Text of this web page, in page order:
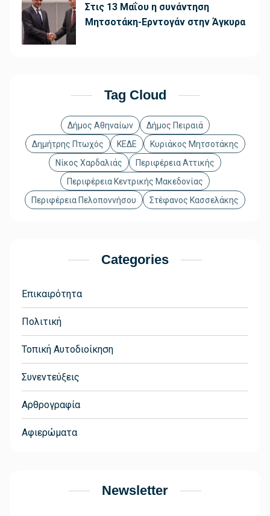
Στις 13 Μαΐου η συνάντηση
Μητσοτάκη-Ερντογάν στην Άγκυρα
Tag Cloud
Δήμος Αθηναίων
Δήμος Πειραιά
Δημήτρης Πτωχός
ΚΕΔΕ
Κυριάκος Μητσοτάκης
Νίκος Χαρδαλιάς
Περιφέρεια Αττικής
Περιφέρεια Κεντρικής Μακεδονίας
Περιφέρεια Πελοποννήσου
Στέφανος Κασσελάκης
Categories
Επικαιρότητα
Πολιτική
Τοπική Αυτοδιοίκηση
Συνεντεύξεις
Αρθρογραφία
Αφιερώματα
Newsletter